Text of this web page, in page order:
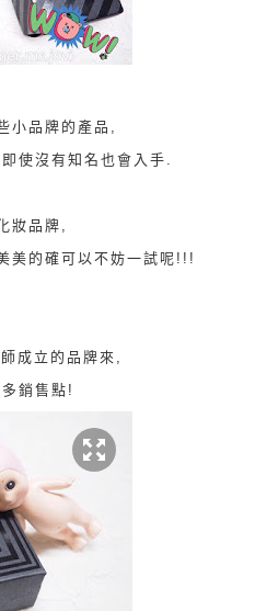
小品牌的產品,
使沒有知名也會入手.
妝品牌,
美的確可以不妨一試呢!!!
成立的品牌來,
銷售點!